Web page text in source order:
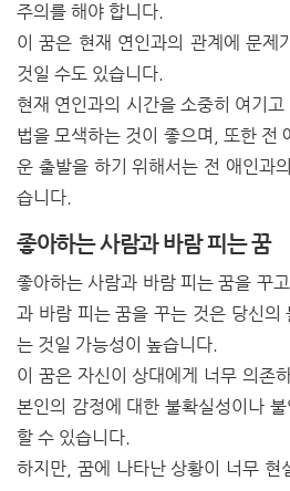
주의를 해야 합니다.
이 꿈은 현재 연인과의 관계에 문제
것일 수도 있습니다.
현재 연인과의 시간을 소중히 여기
법을 모색하는 것이 좋으며, 또한 전
운 출발을 하기 위해서는 전 애인과
습니다.
좋아하는 사람과 바람 피는 꿈
좋아하는 사람과 바람 피는 꿈을 꾸
과 바람 피는 꿈을 꾸는 것은 당신의
는 것일 가능성이 높습니다.
이 꿈은 자신이 상대에게 너무 의존
본인의 감정에 대한 불확실성이나
할 수 있습니다.
하지만, 꿈에 나타난 상황이 너무 현